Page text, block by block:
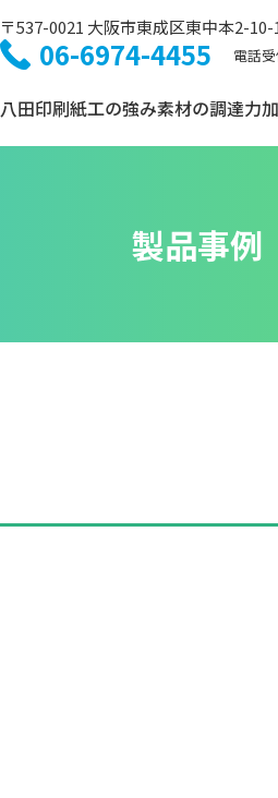
〒537-0021 大阪市東成区東中本2-10-
06-6974-4455 電話
八田印刷紙工の強み素材の調達力
製品事例